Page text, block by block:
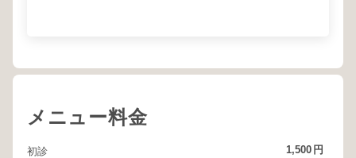
メニュー料金
初診 1,500 円